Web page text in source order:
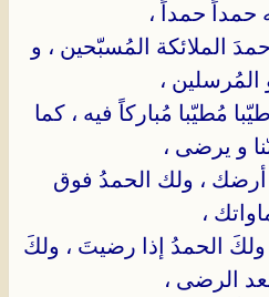
حمداً حمداً ،
الملائكة المُسبّحين ، و
و المُرسلين ،
مُطيّبا مُباركاً فيه ، كما
و يرضى ،
أرضك ، ولك الحمدُ فوق
،
الحمدُ إذا رضيتَ ، ولكَ
الرضى ،